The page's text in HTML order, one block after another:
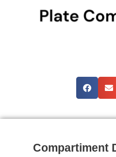
Compartiment